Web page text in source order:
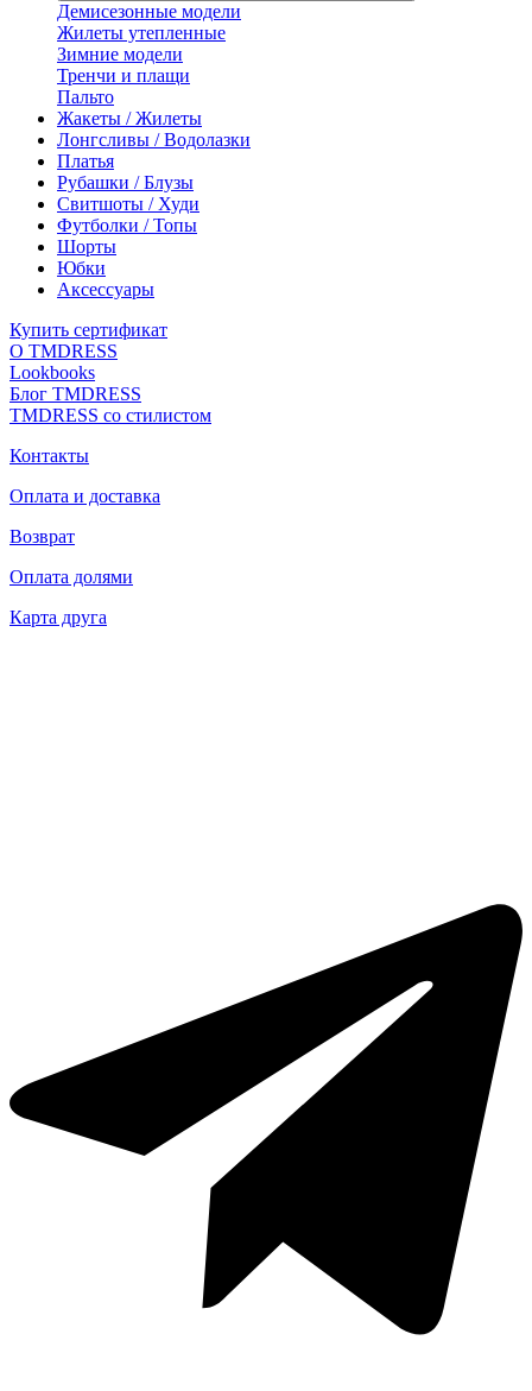
Демисезонные модели
Жилеты утепленные
Зимние модели
Тренчи и плащи
Пальто
Жакеты / Жилеты
Лонгсливы / Водолазки
Платья
Рубашки / Блузы
Свитшоты / Худи
Футболки / Топы
Шорты
Юбки
Аксессуары
Купить сертификат
О TMDRESS
Lookbooks
Блог TMDRESS
TMDRESS со стилистом
Контакты
Оплата и доставка
Возврат
Оплата долями
Карта друга